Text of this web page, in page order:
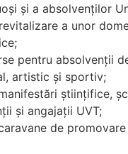
şi a absolvenţilor
a unor
pentru absolvenţii
artistic şi sportiv;
ştiinţifice,
şi angajaţii UVT;
de